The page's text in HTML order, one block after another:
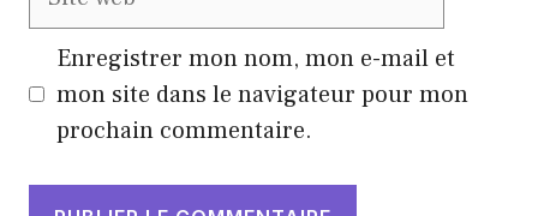
Enregistrer mon nom, mon e-mail et
mon site dans le navigateur pour mon
prochain commentaire.